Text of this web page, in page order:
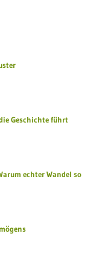
Geschichte führt
echter Wandel so